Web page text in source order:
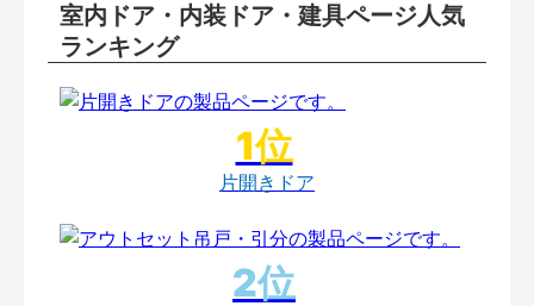
室内ドア・内装ドア・建具ページ人気
ランキング
片開きドア